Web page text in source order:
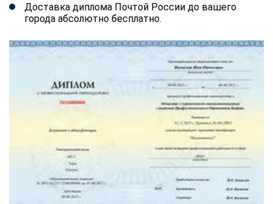
Доставка диплома Почтой России до вашего
города абсолютно бесплатно.